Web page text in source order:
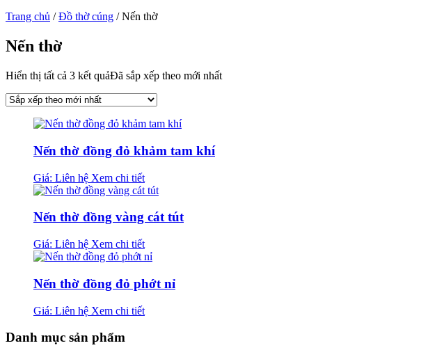
Trang chủ /Đồ thờ cúng / Nến thờ
Nến thờ
Hiển thị tất cả 3 kết quảĐã sắp xếp theo mới nhất
Nến thờ đồng đỏ khảm tam khí
Giá: Liên hệ Xem chi tiết
Nến thờ đồng vàng cát tút
Giá: Liên hệ Xem chi tiết
Nến thờ đồng đỏ phớt nỉ
Giá: Liên hệ Xem chi tiết
Danh mục sản phẩm